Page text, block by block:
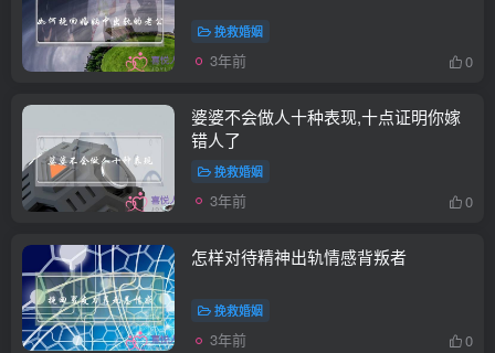
挽救婚姻
3年前 0
婆婆不会做人十种表现,十点证明你嫁
错人了
挽救婚姻
3年前 0
怎样对待精神出轨情感背叛者
挽救婚姻
3年前 0